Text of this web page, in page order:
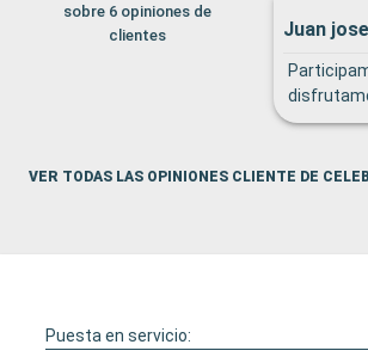
sobre 6 opiniones de
clientes
Juan
VER TODAS LAS OPINIONES CLIENTE DE
Puesta en servicio: